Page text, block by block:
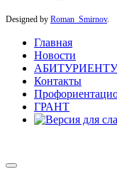
Designed by Roman_Smirnov.
Главная
Новости
АБИТУРИЕНТУ
Контакты
ГРАНТ